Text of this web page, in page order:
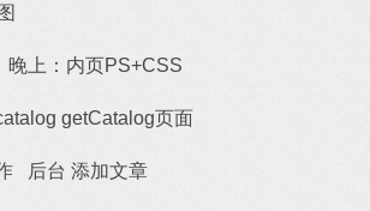
上：内页PS+CSS
getCatalog页面
后台 添加文章